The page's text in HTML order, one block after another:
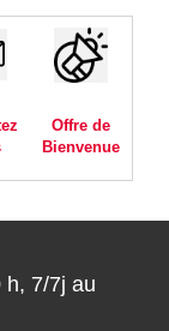
Offre de
Bienvenue
h, 7/7j au